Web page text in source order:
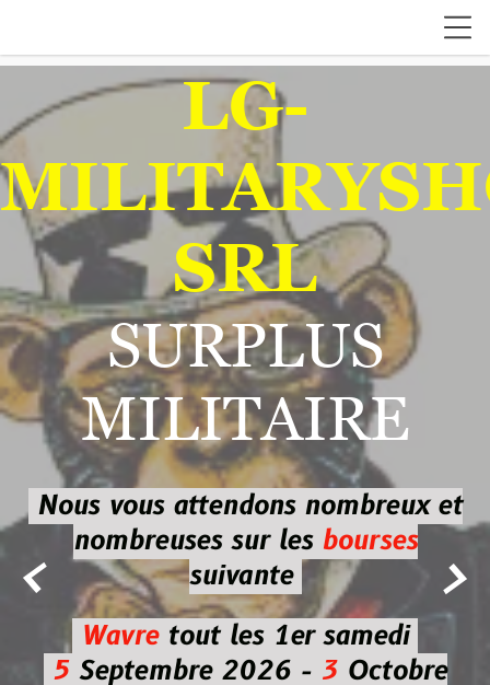
 
LG-
SRL
SURPLUS
MILITAIRE
Nous vous attendons nombreux et
nombreuses sur les bourses
suivante
Wavretout les 1er samedi
5Septembre 2026 - 3Octobre